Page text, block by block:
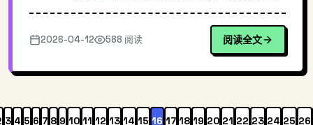
程。相比传统 ngrok 等方案，cftunnel 针对 OpenClaw 生
态深度优化，安装即用，适合需要快速共享本地 AI 应用或
2026-04-12 588 阅读 阅读全文
3 4 5 6 7 8 9 10 11 12 13 14 15 16 17 18 19 20 21 22 23 24 25 26